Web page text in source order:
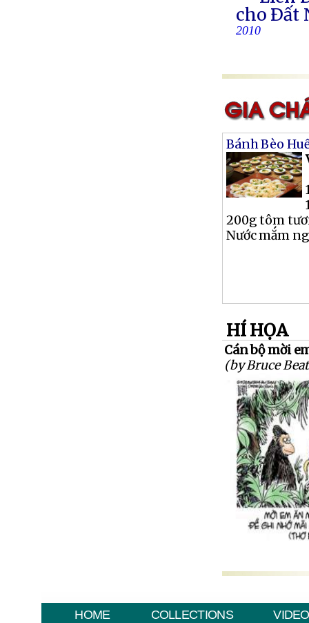
cho Ðất
2010
Bánh Bèo
200g tôm
Nước mắm
HÍ HỌA
Cán bộ mời
(by Bruce
HOME COLLECTIONS VIDEO